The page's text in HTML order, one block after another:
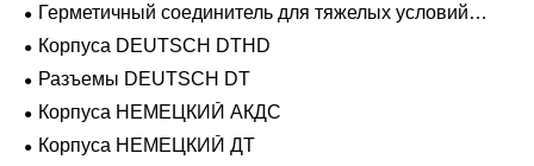
Герметичный соединитель для тяжелых условий
эксплуатации Фиксирующие направляющие серии
Корпуса DEUTSCH DTHD
Разъемы DEUTSCH DT
Корпуса НЕМЕЦКИЙ АКДС
Корпуса НЕМЕЦКИЙ ДТ